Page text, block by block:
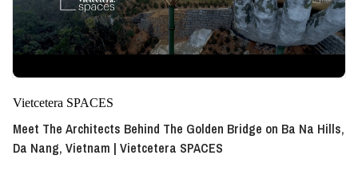
Vietcetera SPACES
Meet The Architects Behind The Golden Bridge on Ba Na Hills,
Da Nang, Vietnam | Vietcetera SPACES